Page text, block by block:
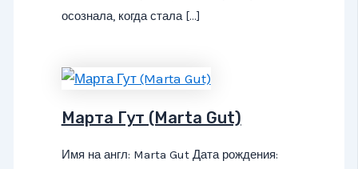
осознала, когда стала […]
Марта Гут (Marta Gut)
Имя на англ: Marta Gut Дата рождения: